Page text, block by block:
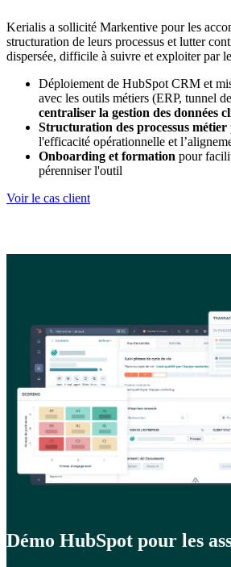
Kerialis a sollicité Markentive pour les
structuration de leurs processus et lutter
dispersée, difficile à suivre et exploiter par
Déploiement de HubSpot CRM et
avec les outils métiers (ERP, tunnel
centraliser la gestion des données
Structuration des processus métier
l'efficacité opérationnelle et
Onboarding et formation pour
pérenniser l'outil
Voir le cas client
Démo HubSpot pour les